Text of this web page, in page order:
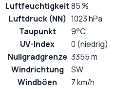
Luftfeuchtigkeit85 %
Luftdruck (NN) 1023 hPa
Taupunkt
9°C
UV-Index
0 (niedrig)
Nullgradgrenze 3355 m
Windrichtung
SW
Windböen
7 km/h